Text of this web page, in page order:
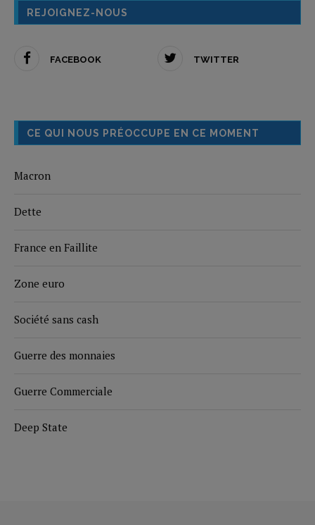
REJOIGNEZ-NOUS
FACEBOOK TWITTER
CE QUI NOUS PRÉOCCUPE EN CE MOMENT
Macron
Dette
France en Faillite
Zone euro
Société sans cash
Guerre des monnaies
Guerre Commerciale
Deep State